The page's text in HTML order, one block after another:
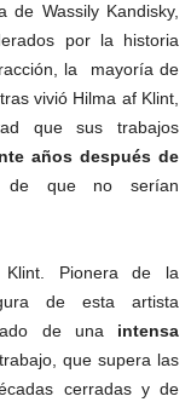
Wassily Kandisky,
por la historia
la mayoría de
vivió Hilma af Klint,
que sus trabajos
años después de
de que no serían
Pionera de la
de esta artista
de una intensa
que supera las
cerradas y de